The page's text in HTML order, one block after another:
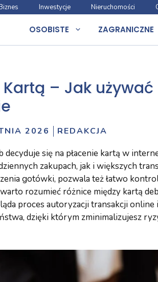
Inwestycje Nieruchomości
OSOBISTE ZAGRANICZNE
Kartą – Jak
2026 REDAKCJA
decyduje się na płacenie kartą w
zakupach, jak i większych
gotówki, pozwala też łatwo
rozumieć różnice między kartą
proces autoryzacji transakcji
dzięki którym zminimalizujesz